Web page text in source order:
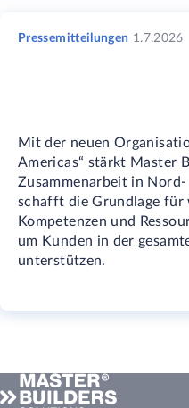
Pressemitteilungen 1.7.2026
Mit der neuen
Americas“ stärkt Master
Zusammenarbeit in
schafft die Grundlage für
Kompetenzen und
um Kunden in der
unterstützen.